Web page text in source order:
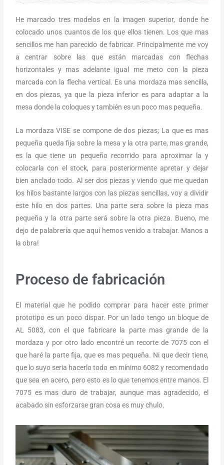
He marcado tres modelos en la imagen superior, donde he
colocado unos cuantos de los que ellos tienen. Los que mas
sencillos me han parecido de fabricar. Principalmente me voy
a centrar sobre las que están marcadas con flechas
horizontales y mas adelante igual me meto con la pieza
marcada con la flecha vertical. Es una mordaza mas sencilla,
en dos piezas, ya que la pieza inferior es para adaptar a la
mesa donde la coloques y también es un poco mas pequeña.
La mordaza VISE se compone de dos piezas; La que es mas
pequeña queda fija sobre la mesa y la otra parte, mas grande,
es la que tiene un pequeño recorrido para aproximar la y
colocarla con el stock, para posteriormente apretar y dejar
bien anclado todo. Al ser dos piezas y viendo que me quedan
los hilos bastante largos con las piezas sencillas, voy a dividir
este hilo en dos partes. Una parte sera sobre la pieza mas
pequeña y la otra parte será sobre la otra pieza. Bueno, me
dejo de palabrería que aquí hemos venido a trabajar. Manos a
la obra!
Proceso de fabricación
El material que he podido comprar para hacer este primer
prototipo es un poco dispar. Por un lado tengo un bloque de
AL 5083, con el que fabricare la parte mas grande de la
mordaza y por otro lado encontré un recorte de 7075 con el
que haré la parte fija, que es mas pequeña. Ni que decir tiene,
que lo suyo seria hacerlo todo en mínimo 6082 y recomendado
que sea en acero, pero esto es lo que tenemos entre manos. El
7075 es mas duro de trabajar, aunque mas agradecido, el
acabado sin esforzarse gran cosa es muy chulo.